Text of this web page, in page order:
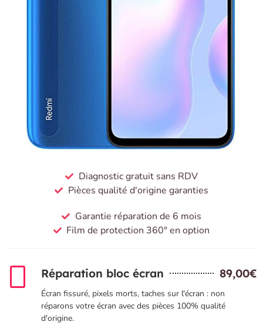
Diagnostic gratuit sans RDV
Pièces qualité d'origine garanties
Garantie réparation de 6 mois
Film de protection 360° en option
Réparation bloc écran 89,00€
Écran fissuré, pixels morts, taches sur l'écran : non
réparons votre écran avec des pièces 100% qualité
d'origine.